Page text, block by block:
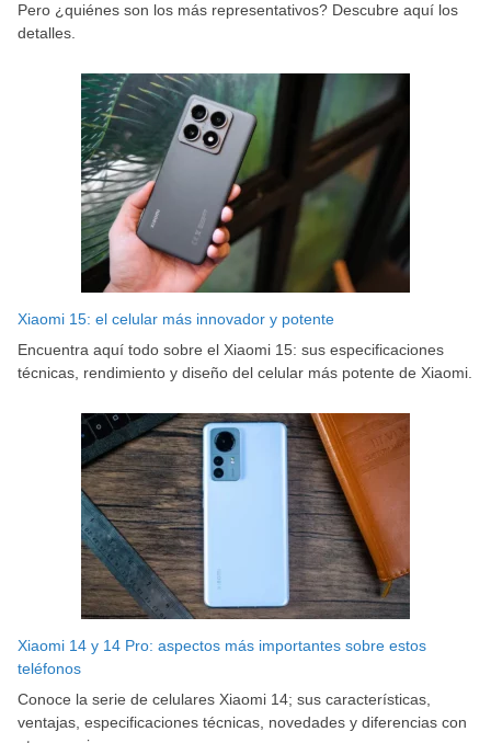
Pero ¿quiénes son los más representativos? Descubre aquí los
detalles.
Xiaomi 15: el celular más innovador y potente
Encuentra aquí todo sobre el Xiaomi 15: sus especificaciones
técnicas, rendimiento y diseño del celular más potente de Xiaomi.
Xiaomi 14 y 14 Pro: aspectos más importantes sobre estos
teléfonos
Conoce la serie de celulares Xiaomi 14; sus características,
ventajas, especificaciones técnicas, novedades y diferencias con